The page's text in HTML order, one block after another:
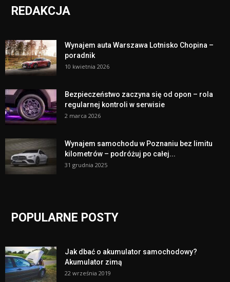
REDAKCJA
Wynajem auta Warszawa Lotnisko Chopina –
poradnik
10 kwietnia 2026
Bezpieczeństwo zaczyna się od opon – rola
regularnej kontroli w serwisie
2 marca 2026
Wynajem samochodu w Poznaniu bez limitu
kilometrów – podróżuj po całej...
31 grudnia 2025
POPULARNE POSTY
Jak dbać o akumulator samochodowy?
Akumulator zimą
22 września 2019